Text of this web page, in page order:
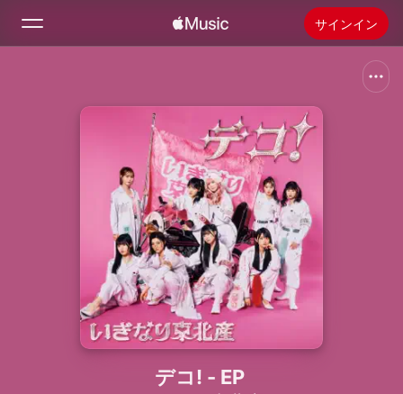
サインイン
新着おすすめ
Apple Musicをインストール
デコ! - EP